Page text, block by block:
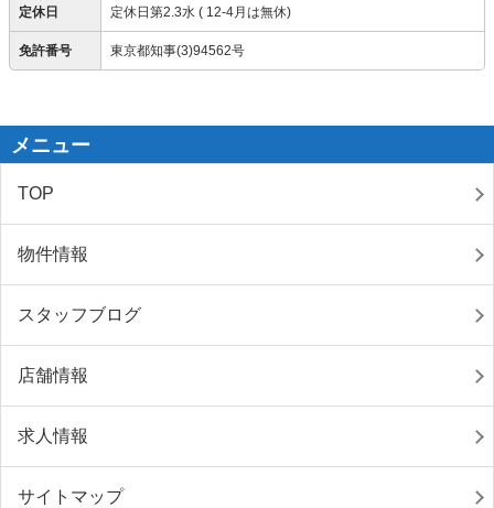
定休日 定休日第2.3水 ( 12-4月は無休)
免許番号 東京都知事(3)94562号
メニュー
TOP
物件情報
スタッフブログ
店舗情報
求人情報
サイトマップ